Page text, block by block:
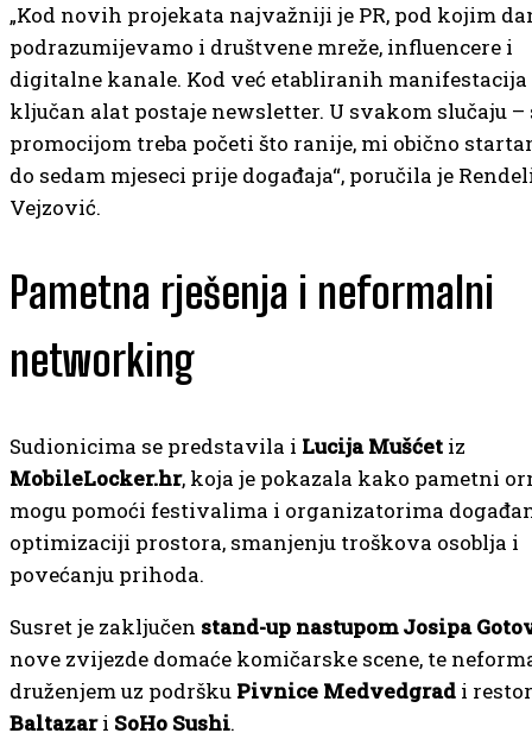
„Kod novih projekata najvažniji je PR, pod kojim
podrazumijevamo i društvene mreže, influencere i
digitalne kanale. Kod već etabliranih manifestacija
ključan alat postaje newsletter. U svakom slučaju –
promocijom treba početi što ranije, mi obično
do sedam mjeseci prije događaja“, poručila je
Vejzović.
Pametna rješenja i neformalni
networking
Sudionicima se predstavila i Lucija Mušćet iz
MobileLocker.hr, koja je pokazala kako pametni
mogu pomoći festivalima i organizatorima
optimizaciji prostora, smanjenju troškova osoblja i
povećanju prihoda.
Susret je zaključen stand-up nastupom Josipa
nove zvijezde domaće komičarske scene, te
druženjem uz podršku Pivnice Medvedgrad i
Baltazari SoHo Sushi.